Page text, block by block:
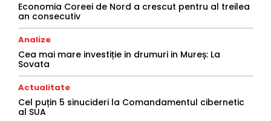
Economia Coreei de Nord a crescut pentru al treilea
an consecutiv
Analize
Cea mai mare investiție in drumuri in Mureș: La
Sovata
Actualitate
Cel puțin 5 sinucideri la Comandamentul cibernetic
al SUA